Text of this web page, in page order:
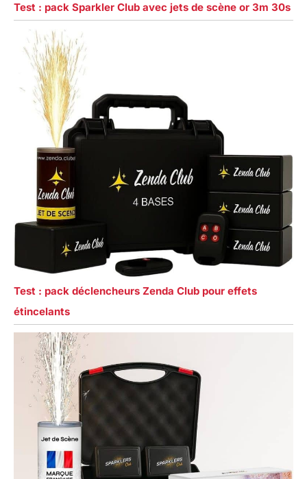
Test : pack Sparkler Club avec jets de scène or 3m 30s
Test : pack déclencheurs Zenda Club pour effets
étincelants